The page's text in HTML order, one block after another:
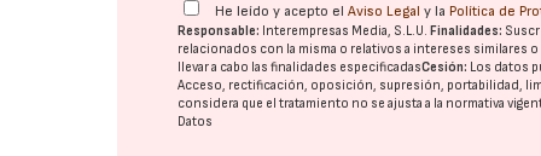
He leído y acepto elAviso Legal y la Política de
Responsable: Interempresas Media, S.L.U.Finalidades:
relacionados con la misma o relativos a intereses similares
llevar a cabo las finalidades especificadasCesión: Los datos
Acceso, rectificación, oposición, supresión, portabilidad,
considera que el tratamiento no se ajusta a la normativa
Datos